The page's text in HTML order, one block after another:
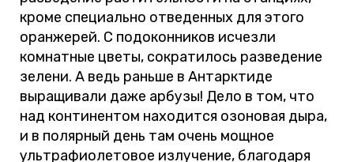
кроме специально отведенных для этого
оранжерей. С подоконников исчезли
комнатные цветы, сократилось разведение
зелени. А ведь раньше в Антарктиде
выращивали даже арбузы! Дело в том, что
над континентом находится озоновая дыра,
и в полярный день там очень мощное
ультрафиолетовое излучение, благодаря